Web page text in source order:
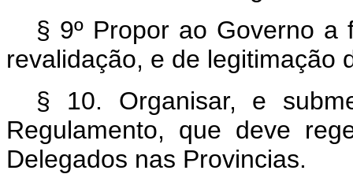
§ 9º Propor ao Governo
revalidação, e de legitimação
§ 10. Organisar, e
Regulamento, que deve
Delegados nas Provincias.